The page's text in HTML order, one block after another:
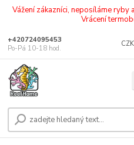
Vážení zákazníci, neposíláme ryby
Vrácení
+420724095453
Po-Pá 10-18 hod.